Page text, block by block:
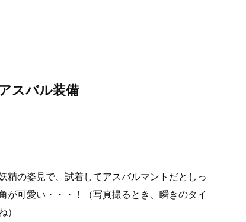
スバル装備
精の姿見で、試着してアスバルマントだとしっ
が可愛い・・・！（写真撮るとき、瞬きのタイ
）